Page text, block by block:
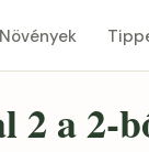
2 a 2-